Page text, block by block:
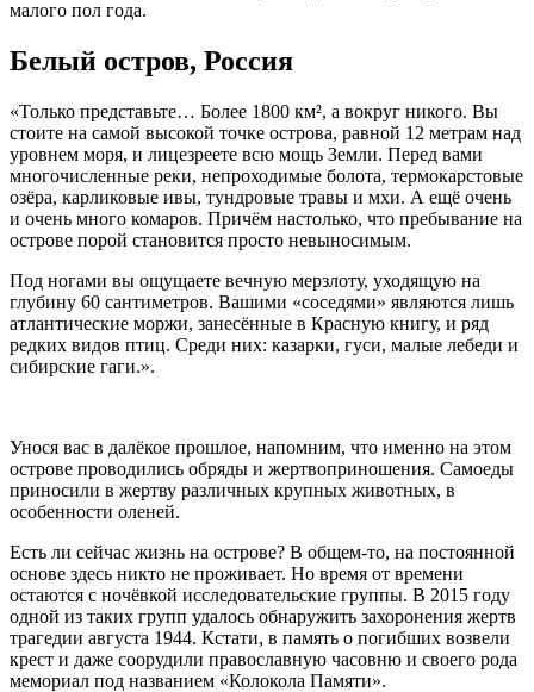
малого пол года.
Белый остров, Россия
«Только представьте… Более 1800 км², а вокруг никого. Вы
стоите на самой высокой точке острова, равной 12 метрам над
уровнем моря, и лицезреете всю мощь Земли. Перед вами
многочисленные реки, непроходимые болота, термокарстовые
озёра, карликовые ивы, тундровые травы и мхи. А ещё очень
и очень много комаров. Причём настолько, что пребывание на
острове порой становится просто невыносимым.
Под ногами вы ощущаете вечную мерзлоту, уходящую на
глубину 60 сантиметров. Вашими «соседями» являются лишь
атлантические моржи, занесённые в Красную книгу, и ряд
редких видов птиц. Среди них: казарки, гуси, малые лебеди и
сибирские гаги.».
Унося вас в далёкое прошлое, напомним, что именно на этом
острове проводились обряды и жертвоприношения. Самоеды
приносили в жертву различных крупных животных, в
особенности оленей.
Есть ли сейчас жизнь на острове? В общем-то, на постоянной
основе здесь никто не проживает. Но время от времени
остаются с ночёвкой исследовательские группы. В 2015 году
одной из таких групп удалось обнаружить захоронения жертв
трагедии августа 1944. Кстати, в память о погибших возвели
крест и даже соорудили православную часовню и своего рода
мемориал под названием «Колокола Памяти».